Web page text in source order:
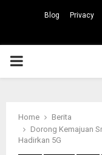
Blog Privacy
PRIMARY
Home
Berita
Dorong Kemajuan
Hadirkan 5G